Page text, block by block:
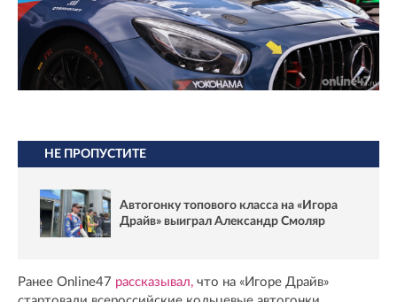
НЕ ПРОПУСТИТЕ
Автогонку топового класса на «Игора
Драйв» выиграл Александр Смоляр
Ранее Online47 рассказывал, что на «Игоре Драйв»